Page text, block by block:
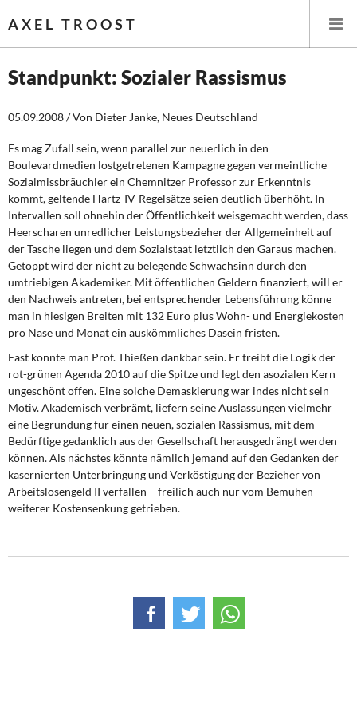
AXEL TROOST
Themen
Leitlinien linker Wirtschafts- und Finanzpolitik
Wirtschaftspolitik
Steuer- und Finanzpolitik
Öffentliche Infrastruktur und Daseinsvorsorge
Eurokrise und Griechenland
DIE LINKE
Weitere Themen
Memo-Gruppe
Institut Solidarische Moderne
Rosa-Luxemburg-Stiftung
Über mich
Standpunkt: Sozialer Rassismus
05.09.2008 / Von Dieter Janke, Neues Deutschland
Es mag Zufall sein, wenn parallel zur neuerlich in den
Boulevardmedien lostgetretenen Kampagne gegen vermeintliche
Sozialmissbräuchler ein Chemnitzer Professor zur Erkenntnis
kommt, geltende Hartz-IV-Regelsätze seien deutlich überhöht. In
Intervallen soll ohnehin der Öffentlichkeit weisgemacht werden, dass
Heerscharen unredlicher Leistungsbezieher der Allgemeinheit auf
der Tasche liegen und dem Sozialstaat letztlich den Garaus machen.
Getoppt wird der nicht zu belegende Schwachsinn durch den
umtriebigen Akademiker. Mit öffentlichen Geldern finanziert, will er
den Nachweis antreten, bei entsprechender Lebensführung könne
man in hiesigen Breiten mit 132 Euro plus Wohn- und Energiekosten
pro Nase und Monat ein auskömmliches Dasein fristen.
Fast könnte man Prof. Thießen dankbar sein. Er treibt die Logik der
rot-grünen Agenda 2010 auf die Spitze und legt den asozialen Kern
ungeschönt offen. Eine solche Demaskierung war indes nicht sein
Motiv. Akademisch verbrämt, liefern seine Auslassungen vielmehr
eine Begründung für einen neuen, sozialen Rassismus, mit dem
Bedürftige gedanklich aus der Gesellschaft herausgedrängt werden
können. Als nächstes könnte nämlich jemand auf den Gedanken der
kasernierten Unterbringung und Verköstigung der Bezieher von
Arbeitslosengeld II verfallen – freilich auch nur vom Bemühen
weiterer Kostensenkung getrieben.